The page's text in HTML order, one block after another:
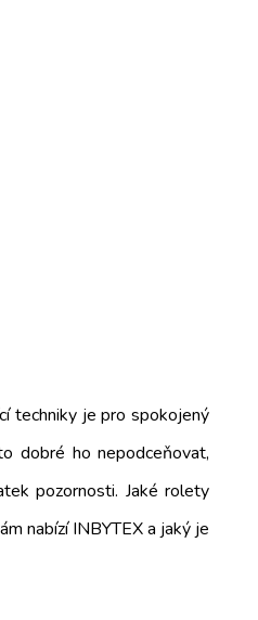
techniky je pro spokojený
dobré ho nepodceňovat,
pozornosti. Jaké rolety
nabízí INBYTEX a jaký je